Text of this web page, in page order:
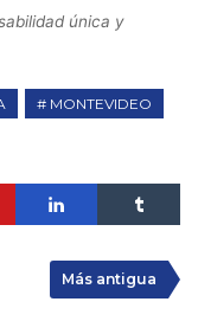
única y
MONTEVIDEO
Más antigua